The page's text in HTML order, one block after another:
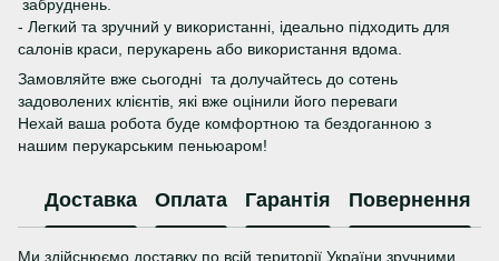
забруднень.
- Легкий та зручний у використанні, ідеально підходить для
салонів краси, перукарень або використання вдома.
Замовляйте вже сьогодні та долучайтесь до сотень
задоволених клієнтів, які вже оцінили його переваги
Нехай ваша робота буде комфортною та бездоганною з
нашим перукарським пеньюаром!
Доставка Оплата Гарантія Повернення
Ми здійснюємо доставку по всій території України зручними